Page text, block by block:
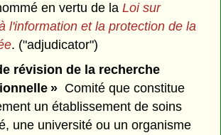
en vertu de laLoi sur
l'information et la protection de la
. ("adjudicator")
révision de la recherche
» Comité que constitue
un établissement de soins
une université ou un organisme